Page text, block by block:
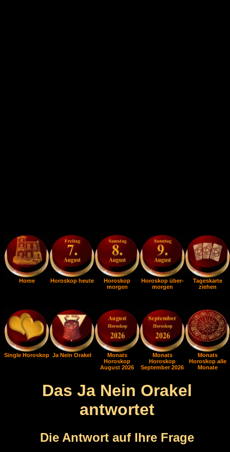
Home Horoskop heute
Horoskop
morgen
Horoskop über-
morgen
Tageskarte
ziehen
Single Horoskop Ja Nein Orakel
Monats
Horoskop
August 2026
Monats
Horoskop
September 2026
Monats
Horoskop alle
Monate
Das Ja Nein Orakel
antwortet
Die Antwort auf Ihre Frage